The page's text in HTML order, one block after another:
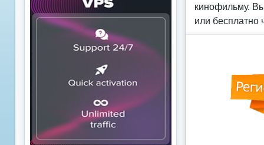
кинофильму.
или бесплатно